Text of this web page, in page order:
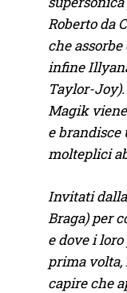
Roberto da
che assorbe
infine
Taylor-
Magik
e brandisce
molteplici
Invitati dalla
Braga) per
e dove i
prima volta,
capire che